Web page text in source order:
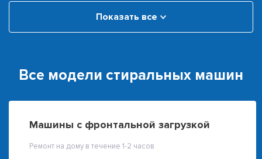
Показать все
Все модели стиральных машин
Машины с фронтальной загрузкой
Ремонт на дому в течение 1-2 часов